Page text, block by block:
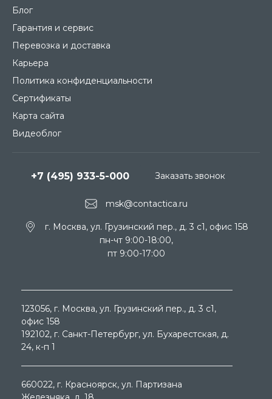
Блог
Гарантия и сервис
Перевозка и доставка
Карьера
Политика конфиденциальности
Сертификаты
Карта сайта
Видеоблог
msk@contactica.ru
+7 (495) 933-5-000
г. Москва, ул. Грузинский пер., д. 3 c1, офис 158
пн-чт 9:00-18:00,
пт 9:00-17:00
Заказать звонок
123056, г. Москва, ул. Грузинский пер., д. 3 c1,
офис 158
192102, г. Санкт-Петербург, ул. Бухарестская, д.
24, к-п 1
660022, г. Красноярск, ул. Партизана